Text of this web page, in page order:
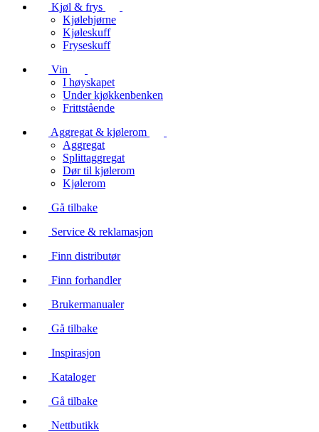
Kjøl & frys
Kjølehjørne
Kjøleskuff
Fryseskuff
Vin
I høyskapet
Under kjøkkenbenken
Frittstående
Aggregat & kjølerom
Aggregat
Splittaggregat
Dør til kjølerom
Kjølerom
Gå tilbake
Service & reklamasjon
Finn distributør
Finn forhandler
Brukermanualer
Gå tilbake
Inspirasjon
Kataloger
Gå tilbake
Nettbutikk